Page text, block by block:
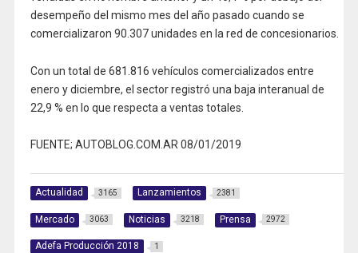
desempeño del mismo mes del año pasado cuando se
comercializaron 90.307 unidades en la red de concesionarios.
Con un total de 681.816 vehículos comercializados entre
enero y diciembre, el sector registró una baja interanual de
22,9 % en lo que respecta a ventas totales.
FUENTE; AUTOBLOG.COM.AR 08/01/2019
Actualidad 3165 Lanzamientos 2381
Mercado 3063 Noticias 3218 Prensa 2972
Adefa Producción 2018 1